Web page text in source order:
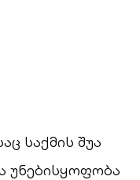
საქმის შუა
უნებისყოფობა